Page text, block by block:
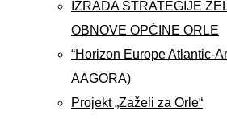
IZRADA STRATEGIJE
OBNOVE OPĆINE ORLE
“Horizon Europe Atlantic-
AAGORA)
Projekt „Zaželi za Orle“